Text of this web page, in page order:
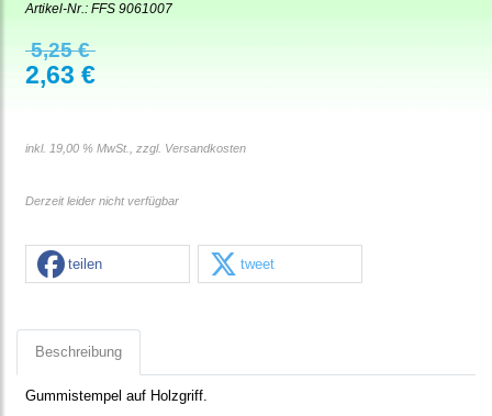
Artikel-Nr.: FFS 9061007
5,25 €
2,63 €
inkl. 19,00 % MwSt., zzgl. Versandkosten
Derzeit leider nicht verfügbar
teilen tweet
Beschreibung
Gummistempel auf Holzgriff.